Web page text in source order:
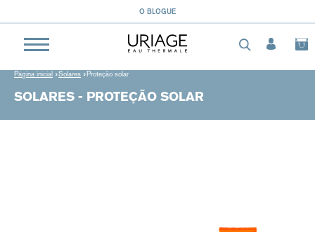
O BLOGUE
Página inicial Solares Proteção solar
SOLARES - PROTEÇÃO SOLAR